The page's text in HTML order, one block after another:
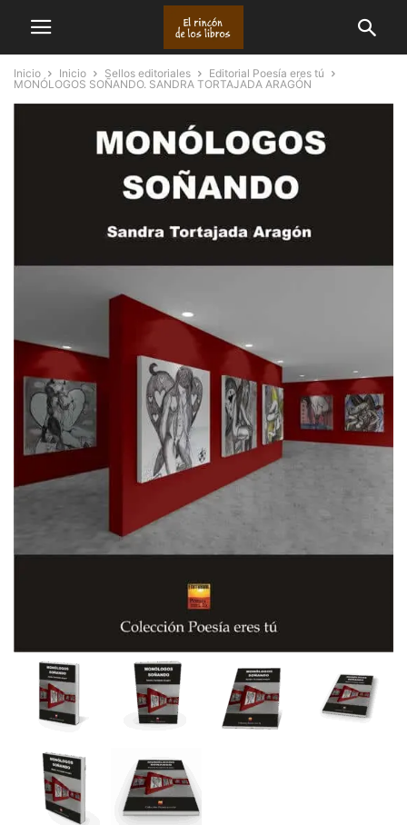
Inicio Inicio Sellos editoriales
Editorial Poesía eres tú
MONÓLOGOS SOÑANDO. SANDRA TORTAJADA ARAGÓN